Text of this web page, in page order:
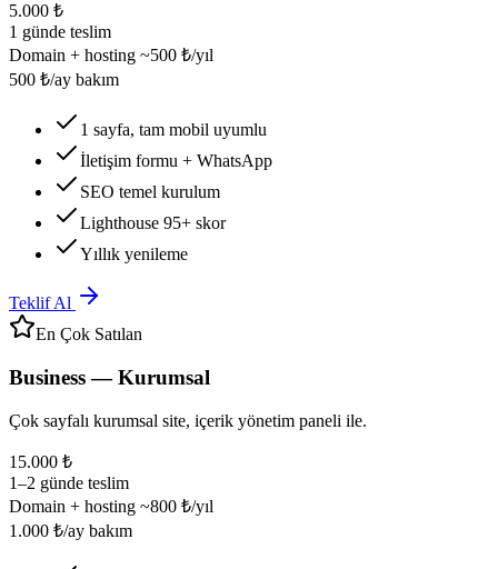
5.000 ₺
1 günde teslim
Domain + hosting ~500 ₺/yıl
500 ₺/ay bakım
1 sayfa, tam mobil uyumlu
İletişim formu + WhatsApp
SEO temel kurulum
Lighthouse 95+ skor
Yıllık yenileme
Teklif Al
En Çok Satılan
Business — Kurumsal
Çok sayfalı kurumsal site, içerik yönetim paneli ile.
15.000 ₺
1–2 günde teslim
Domain + hosting ~800 ₺/yıl
1.000 ₺/ay bakım